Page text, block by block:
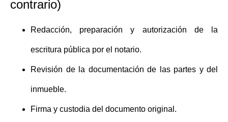
contrario)
Redacción, preparación y autorización de la
escritura pública por el notario.
Revisión de la documentación de las partes y del
inmueble.
Firma y custodia del documento original.